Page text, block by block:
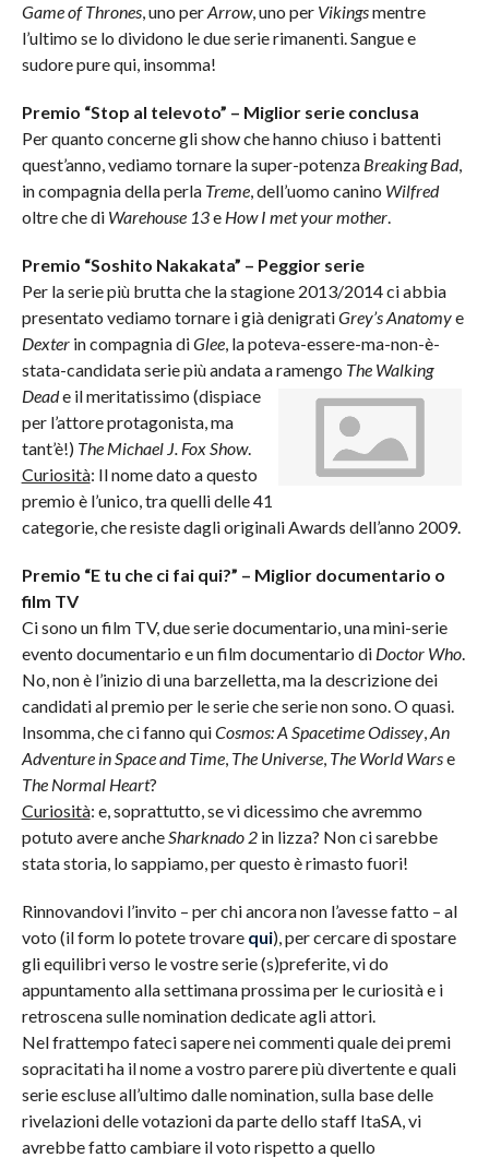
Game of Thrones, uno perArrow, uno per Vikingsmentre
l’ultimo se lo dividono le due serie rimanenti. Sangue e
sudore pure qui, insomma!
Premio “Stop al televoto” – Miglior serie conclusa
Per quanto concerne gli show che hanno chiuso i battenti
quest’anno, vediamo tornare la super-potenza Breaking Bad,
in compagnia della perla Treme, dell’uomo canino Wilfred
oltre che di Warehouse 13e How I met your mother.
Premio “Soshito Nakakata” – Peggior serie
Per la serie più brutta che la stagione 2013/2014 ci abbia
presentato vediamo tornare i già denigratiGrey’s Anatomye
Dexterin compagnia diGlee, la poteva-essere-ma-non-è-
stata-candidata serie più andata a ramengo The Walking
Deade il meritatissimo (dispiace
per l’attore protagonista, ma
tant’è!) The Michael J. Fox Show.
Curiosità: Il nome dato a questo
premio è l’unico, tra quelli delle 41
categorie, che resiste dagli originali Awards dell’anno 2009.
Premio “E tu che ci fai qui?” – Miglior documentario o
film TV
Ci sono un film TV, due serie documentario, una mini-serie
evento documentario e un film documentario di Doctor Who.
No, non è l’inizio di una barzelletta, ma la descrizione dei
candidati al premio per le serie che serie non sono. O quasi.
Insomma, che ci fanno quiCosmos: A Spacetime Odissey,An
Adventure in Space and Time, The Universe, The World Warse
The Normal Heart?
Curiosità: e, soprattutto, se vi dicessimo che avremmo
potuto avere ancheSharknado 2in lizza? Non ci sarebbe
stata storia, lo sappiamo, per questo è rimasto fuori!
Rinnovandovi l’invito – per chi ancora non l’avesse fatto – al
voto (il form lo potete trovare qui), per cercare di spostare
gli equilibri verso le vostre serie (s)preferite, vi do
appuntamento alla settimana prossima per le curiosità e i
retroscena sulle nomination dedicate agli attori.
Nel frattempo fateci sapere nei commenti quale dei premi
sopracitati ha il nome a vostro parere più divertente e quali
serie escluse all’ultimo dalle nomination, sulla base delle
rivelazioni delle votazioni da parte dello staff ItaSA, vi
avrebbe fatto cambiare il voto rispetto a quello